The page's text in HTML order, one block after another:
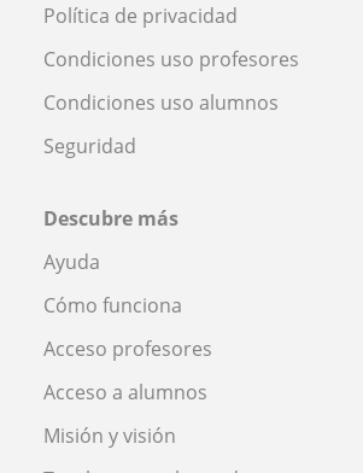
Política de privacidad
Condiciones uso profesores
Condiciones uso alumnos
Seguridad
Descubre más
Ayuda
Cómo funciona
Acceso profesores
Acceso a alumnos
Misión y visión